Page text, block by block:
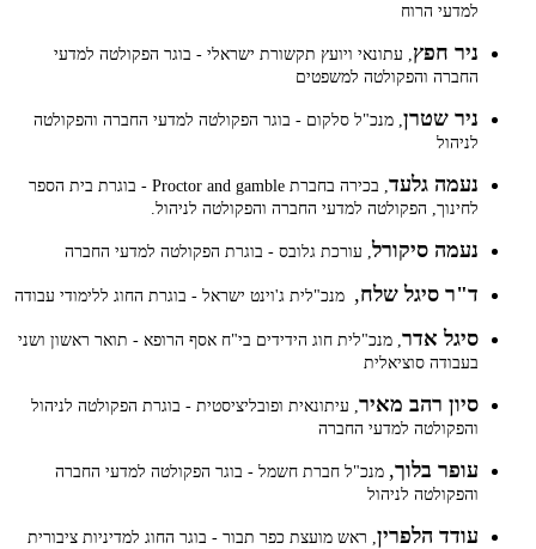
למדעי הרוח
ניר חפץ , עתונאי ויועץ תקשורת ישראלי - בוגר הפקולטה למדעי
החברה והפקולטה למשפטים
ניר שטרן , מנכ"ל סלקום - בוגר הפקולטה למדעי החברה והפקולטה
לניהול
נעמה גלעד
, בכירה בחברת Proctor and gamble - בוגרת בית הספר
לחינוך, הפקולטה למדעי החברה והפקולטה לניהול.
נעמה סיקורל , עורכת גלובס - בוגרת הפקולטה למדעי החברה
ד"ר סיגל שלח, מנכ"לית ג'וינט ישראל - בוגרת החוג ללימודי עבודה
סיגל אדר , מנכ"לית חוג הידידים בי"ח אסף הרופא - תואר ראשון ושני
בעבודה סוציאלית
סיון רהב מאיר , עיתונאית ופובליציסטית - בוגרת הפקולטה לניהול
והפקולטה למדעי החברה
עופר בלוך, מנכ"ל חברת חשמל - בוגר הפקולטה למדעי החברה
והפקולטה לניהול
עודד הלפרין , ראש מועצת כפר תבור - בוגר החוג למדיניות ציבורית